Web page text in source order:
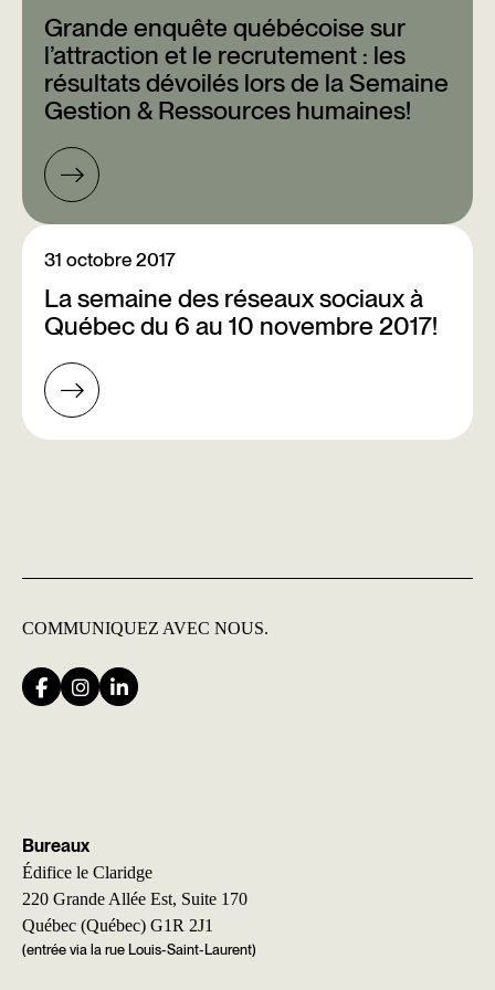
Grande enquête québécoise sur
l’attraction et le recrutement : les
résultats dévoilés lors de la Semaine
Gestion & Ressources humaines!
La semaine des réseaux sociaux à
Québec du 6 au 10 novembre 2017!
31 octobre 2017
COMMUNIQUEZ AVEC NOUS.
Bureaux
Édifice le Claridge
220 Grande Allée Est, Suite 170
Québec (Québec) G1R 2J1
(entrée via la rue Louis-Saint-Laurent)